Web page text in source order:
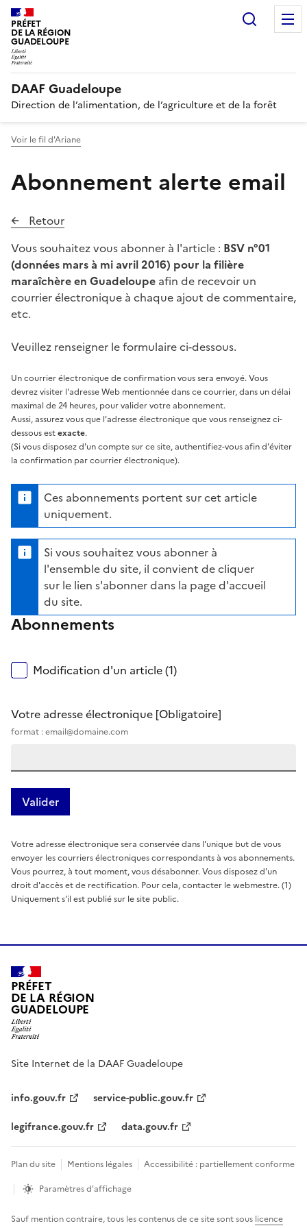
PRÉFET
DE LA RÉGION
GUADELOUPE
DAAF Guadeloupe
Direction de l’alimentation, de l’agriculture et de la forêt
Voir le fil d'Ariane
Abonnement alerte email
Retour
Vous souhaitez vous abonner à l'article : BSV n°01
(données mars à mi avril 2016) pour la filière
maraîchère en Guadeloupe afin de recevoir un
courrier électronique à chaque ajout de commentaire,
etc.
Veuillez renseigner le formulaire ci-dessous.
Un courrier électronique de confirmation vous sera envoyé. Vous
devrez visiter l'adresse Web mentionnée dans ce courrier, dans un délai
maximal de 24 heures, pour valider votre abonnement.
Aussi, assurez vous que l'adresse électronique que vous renseignez ci-
dessous estexacte.
(Si vous disposez d'un compte sur ce site, authentifiez-vous afin d'éviter
la confirmation par courrier électronique).
Ces abonnements portent sur cet article
uniquement.
Si vous souhaitez vous abonner à
l'ensemble du site, il convient de cliquer
sur le lien s'abonner dans la page d'accueil
du site.
Abonnements
Modification d'un article (1)
Votre adresse électronique [Obligatoire]
format : email@domaine.com
Votre adresse électronique sera conservée dans l'unique but de vous
envoyer les courriers électroniques correspondants à vos abonnements.
Vous pourrez, à tout moment, vous désabonner. Vous disposez d'un
droit d'accès et de rectification. Pour cela, contacter le webmestre. (1)
Uniquement s'il est publié sur le site public.
PRÉFET
DE LA RÉGION
GUADELOUPE
Site Internet de la DAAF Guadeloupe
info.gouv.fr
service-public.gouv.fr
legifrance.gouv.fr
data.gouv.fr
Plan du site Mentions légales
Accessibilité : partiellement conforme
Paramètres d'affichage
Sauf mention contraire, tous les contenus de ce site sont sous licence